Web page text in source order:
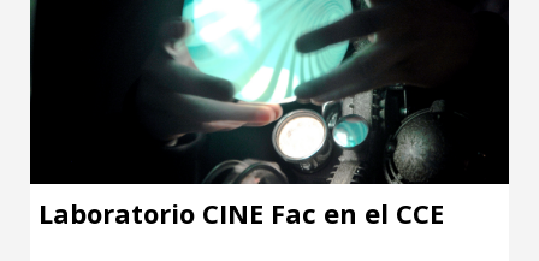
Laboratorio CINE Fac en el CCE